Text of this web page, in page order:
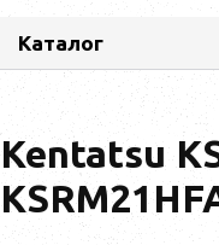
Каталог
Kentatsu